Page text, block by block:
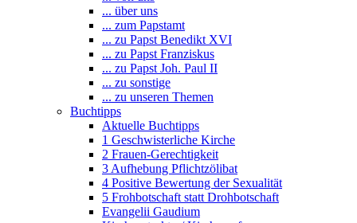
... über uns
... zum Papstamt
... zu Papst Benedikt XVI
... zu Papst Franziskus
... zu Papst Joh. Paul II
... zu sonstige
... zu unseren Themen
Buchtipps
Aktuelle Buchtipps
1 Geschwisterliche Kirche
2 Frauen-Gerechtigkeit
3 Aufhebung Pflichtzölibat
4 Positive Bewertung der Sexualität
5 Frohbotschaft statt Drohbotschaft
Evangelii Gaudium